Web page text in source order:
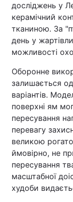
досліджень у
керамічний
тканиною. За
день у
можливості
Оборонне
залишається
варіантів.
поверхні ям
пересування
перевагу
великою
ймовірно, не
пересування
масштабної
худоби